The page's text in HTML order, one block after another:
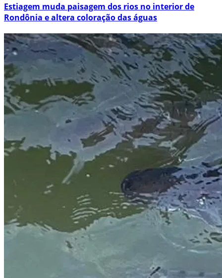
Estiagem muda paisagem dos rios no interior de
Rondônia e altera coloração das águas